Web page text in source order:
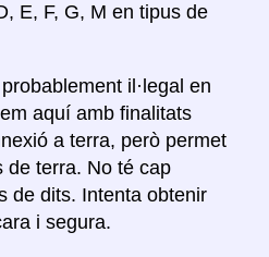
E, F, G, M en tipus de
il·legal en
aquí amb finalitats
a terra, però permet
de terra. No té cap
de dits. Intenta obtenir
i segura.